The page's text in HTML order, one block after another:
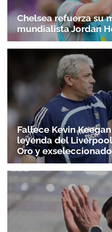
Chelsea refuerza su
mundialista Jordan
Fallece Kevin
leyenda del
Oro y